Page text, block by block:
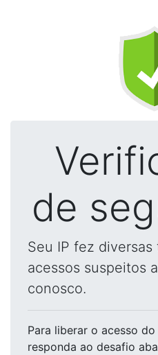
de
Seu IP fez
acessos suspeitos
conosco.
Para liberar o acesso do
responda ao desafio